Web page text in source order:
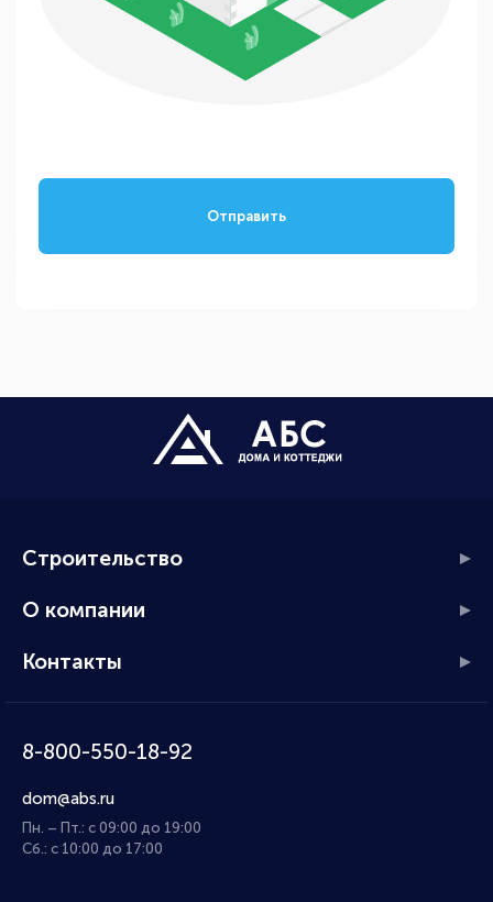
Отправить
Строительство
О компании
Контакты
8-800-550-18-92
dom@abs.ru
Пн. – Пт.: с 09:00 до 19:00
Сб.: с 10:00 до 17:00